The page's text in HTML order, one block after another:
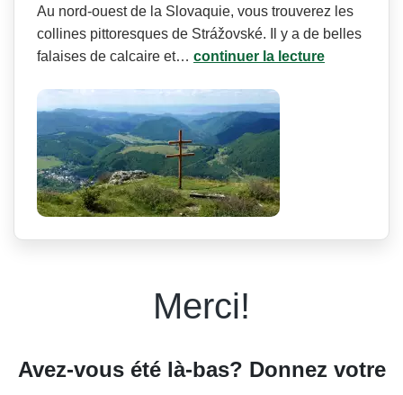
Au nord-ouest de la Slovaquie, vous trouverez les
collines pittoresques de Strážovské. Il y a de belles
falaises de calcaire et… continuer la lecture
Merci!
Avez-vous été là-bas? Donnez votre